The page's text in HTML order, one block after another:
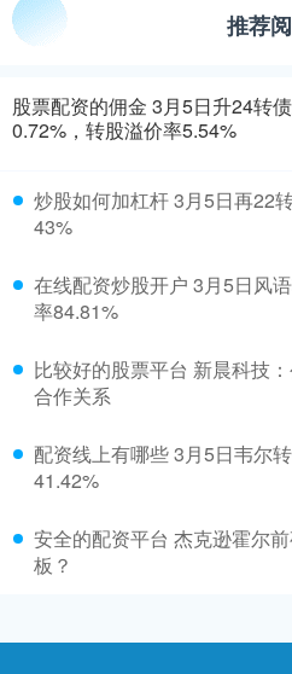
推荐
股票配资的佣金 3月5日升24转
0.72%，转股溢价率5.54%
炒股如何加杠杆 3月5日再22
43%
在线配资炒股开户 3月5日风
率84.81%
比较好的股票平台 新晨科技
合作关系
配资线上有哪些 3月5日韦尔
41.42%
安全的配资平台 杰克逊霍尔
板？